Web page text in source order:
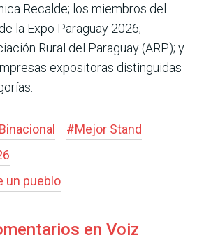
Recalde; los miembros del
la Expo Paraguay 2026;
Rural del Paraguay (ARP); y
expositoras distinguidas
#Mejor Stand
un pueblo
en Voiz